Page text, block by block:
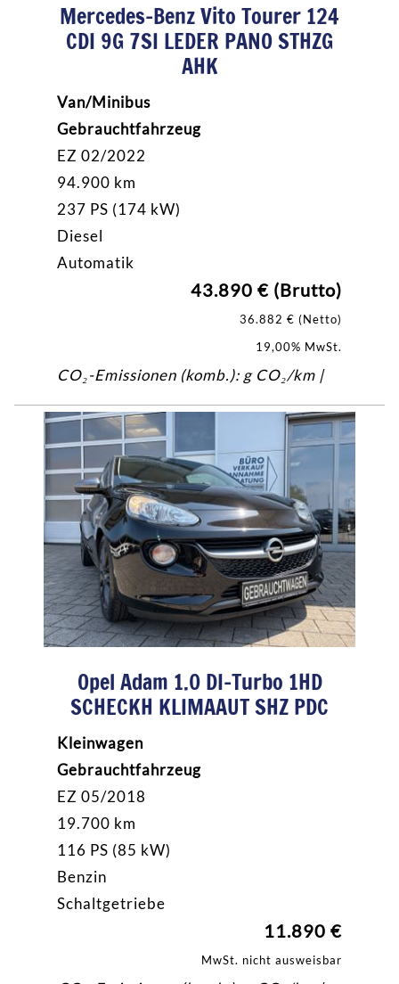
Mercedes-Benz Vito Tourer 124
CDI 9G 7SI LEDER PANO STHZG
AHK
Van/Minibus
Gebrauchtfahrzeug
EZ 02/2022
94.900 km
237 PS (174 kW)
Diesel
Automatik
43.890 € (Brutto)
36.882 € (Netto)
19,00% MwSt.
CO₂-Emissionen (komb.): g CO₂/km |
Opel Adam 1.0 DI-Turbo 1HD
SCHECKH KLIMAAUT SHZ PDC
Kleinwagen
Gebrauchtfahrzeug
EZ 05/2018
19.700 km
116 PS (85 kW)
Benzin
Schaltgetriebe
11.890 €
MwSt. nicht ausweisbar